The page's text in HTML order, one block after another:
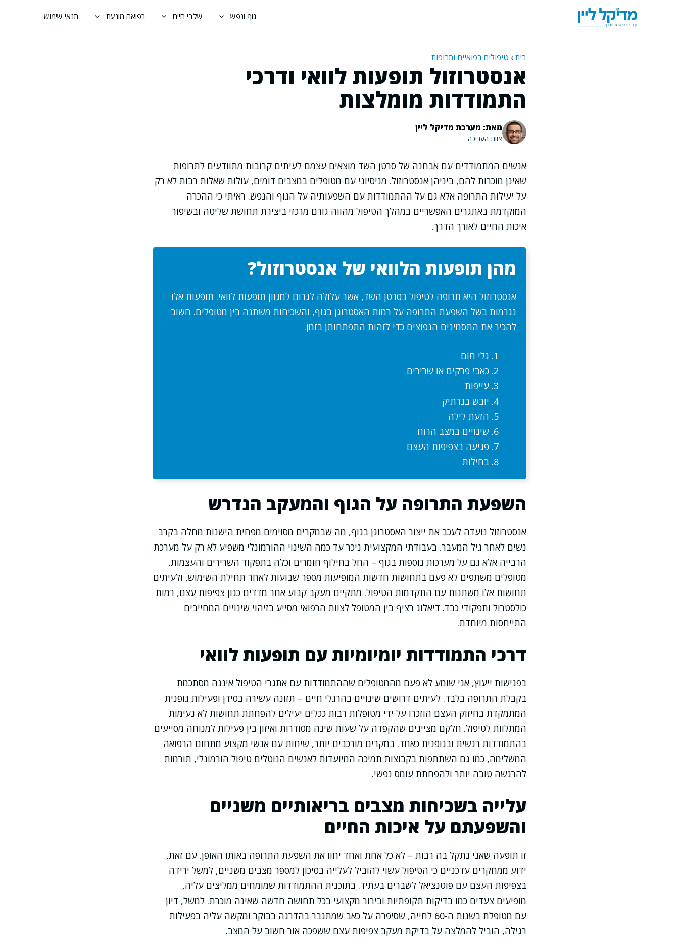
גוף ונפש שלבי חיים רפואה מונעת תנאי שימוש
בית› טיפולים רפואיים ותרופות
אנסטרוזול תופעות לוואי ודרכי
התמודדות מומלצות
מאת: מערכת מדיקל ליין
צוות העריכה
אנשים המתמודדים עם אבחנה של סרטן השד מוצאים עצמם לעיתים קרובות מתוודעים לתרופות
שאינן מוכרות להם, ביניהן אנסטרוזול. מניסיוני עם מטופלים במצבים דומים, עולות שאלות רבות לא רק
על יעילות התרופה אלא גם על ההתמודדות עם השפעותיה על הגוף והנפש. ראיתי כי ההכרה
המוקדמת באתגרים האפשריים במהלך הטיפול מהווה גורם מרכזי ביצירת תחושת שליטה ובשיפור
איכות החיים לאורך הדרך.
מהן תופעות הלוואי של אנסטרוזול?
אנסטרוזול היא תרופה לטיפול בסרטן השד, אשר עלולה לגרום למגוון תופעות לוואי. תופעות אלו
נגרמות בשל השפעת התרופה על רמות האסטרוגן בגוף, והשכיחות משתנה בין מטופלים. חשוב
להכיר את התסמינים הנפוצים כדי לזהות התפתחותן בזמן.
גלי חום
כאבי פרקים או שרירים
עייפות
יובש בנרתיק
הזעת לילה
שינויים במצב הרוח
פגיעה בצפיפות העצם
בחילות
השפעת התרופה על הגוף והמעקב הנדרש
אנסטרוזול נועדה לעכב את ייצור האסטרוגן בגוף, מה שבמקרים מסוימים מפחית הישנות מחלה בקרב
נשים לאחר גיל המעבר. בעבודתי המקצועית ניכר עד כמה השינוי ההורמונלי משפיע לא רק על מערכת
הרבייה אלא גם על מערכות נוספות בגוף – החל בחילוף חומרים וכלה בתפקוד השרירים והעצמות.
מטופלים משתפים לא פעם בתחושות חדשות המופיעות מספר שבועות לאחר תחילת השימוש, ולעיתים
תחושות אלו משתנות עם התקדמות הטיפול. מתקיים מעקב קבוע אחר מדדים כגון צפיפות עצם, רמות
כולסטרול ותפקודי כבד. דיאלוג רציף בין המטופל לצוות הרפואי מסייע בזיהוי שינויים המחייבים
התייחסות מיוחדת.
דרכי התמודדות יומיומיות עם תופעות לוואי
בפגישות ייעוץ, אני שומע לא פעם מהמטופלים שההתמודדות עם אתגרי הטיפול איננה מסתכמת
בקבלת התרופה בלבד. לעיתים דרושים שינויים בהרגלי חיים – תזונה עשירה בסידן ופעילות גופנית
המתמקדת בחיזוק העצם הוזכרו על ידי מטופלות רבות ככלים יעילים להפחתת תחושות לא נעימות
המתלוות לטיפול. חלקם מציינים שהקפדה על שעות שינה מסודרות ואיזון בין פעילות למנוחה מסייעים
בהתמודדות רגשית ובגופנית כאחד. במקרים מורכבים יותר, שיחות עם אנשי מקצוע מתחום הרפואה
המשלימה, כמו גם השתתפות בקבוצות תמיכה המיועדות לאנשים הנוטלים טיפול הורמונלי, תורמות
להרגשה טובה יותר ולהפחתת עומס נפשי.
עלייה בשכיחות מצבים בריאותיים משניים
והשפעתם על איכות החיים
זו תופעה שאני נתקל בה רבות – לא כל אחת ואחד יחוו את השפעת התרופה באותו האופן. עם זאת,
ידוע ממחקרים עדכניים כי הטיפול עשוי להוביל לעלייה בסיכון למספר מצבים משניים, למשל ירידה
בצפיפות העצם עם פוטנציאל לשברים בעתיד. בתוכנית ההתמודדות שמומחים ממליצים עליה,
מופיעים צעדים כמו בדיקות תקופתיות ובירור מקצועי בכל תחושה חדשה שאינה מוכרת. למשל, דיון
עם מטופלת בשנות ה-60 לחייה, שסיפרה על כאב שמתגבר בהדרגה בבוקר ומקשה עליה בפעילות
רגילה, הוביל להמלצה על בדיקת מעקב צפיפות עצם ששפכה אור חשוב על המצב.